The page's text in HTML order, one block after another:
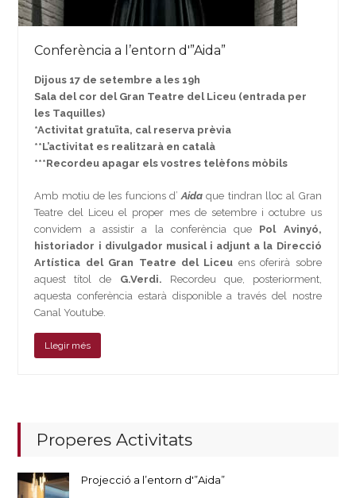
Conferència a l’entorn d'”Aida”
Dijous 17 de setembre a les 19h
Sala del cor del Gran Teatre del Liceu (entrada per
les Taquilles)
*Activitat gratuïta, cal reserva prèvia
**L’activitat es realitzarà en català
***Recordeu apagar els vostres telèfons mòbils
Amb motiu de les funcions d’Aidaque tindran lloc al Gran
Teatre del Liceu el proper mes de setembre i octubre us
convidem a assistir a la conferència que Pol Avinyó,
historiador i divulgador musical i adjunt a la Direcció
Artística del Gran Teatre del Liceu ens oferirà sobre
aquest títol de G.Verdi. Recordeu que, posteriorment,
aquesta conferència estarà disponible a través del nostre
Canal Youtube.
Llegir més
Properes Activitats
Projecció a l’entorn d'”Aida”